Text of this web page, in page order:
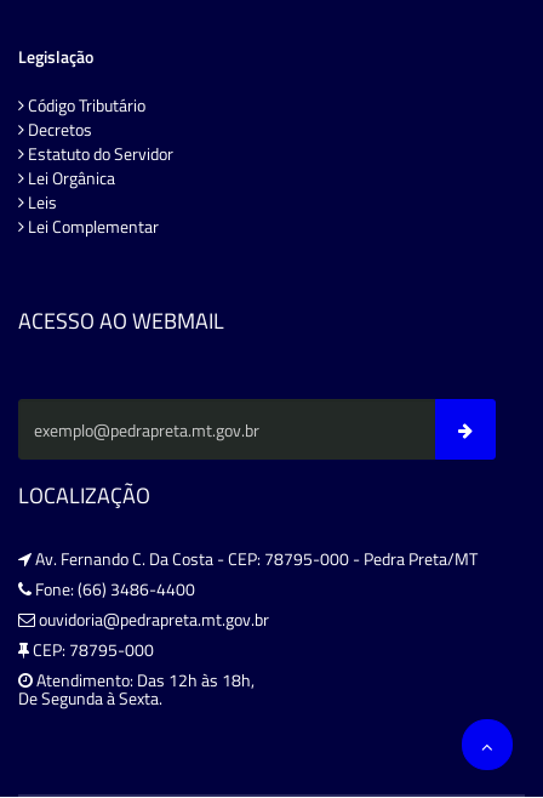
Legislação
Código Tributário
Decretos
Estatuto do Servidor
Lei Orgânica
Leis
Lei Complementar
ACESSO AO WEBMAIL
LOCALIZAÇÃO
Av. Fernando C. Da Costa - CEP: 78795-000 - Pedra Preta/MT
Fone: (66) 3486-4400
ouvidoria@pedrapreta.mt.gov.br
CEP: 78795-000
Atendimento: Das 12h às 18h,
De Segunda à Sexta.